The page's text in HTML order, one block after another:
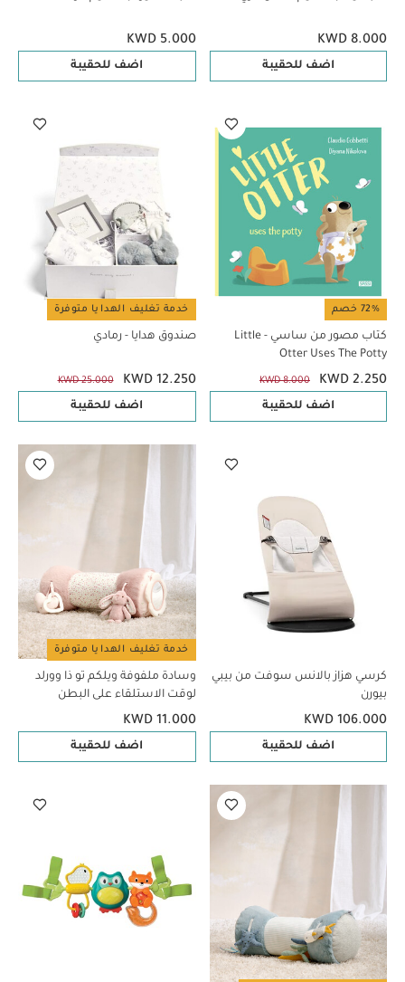
KWD 8.000
اضف للحقيبة
KWD 5.000
اضف للحقيبة
72% خصم
كتاب مصور من ساسي - Little
Otter Uses The Potty
KWD 2.250
KWD 8.000
اضف للحقيبة
خدمة تغليف الهدايا متوفرة
صندوق هدايا - رمادي
KWD 12.250
KWD 25.000
اضف للحقيبة
كرسي هزاز بالانس سوفت من بيبي
بيورن
KWD 106.000
اضف للحقيبة
خدمة تغليف الهدايا متوفرة
وسادة ملفوفة ويلكم تو ذا وورلد
لوقت الاستلقاء على البطن
بتصميم أرنب - وردي
KWD 11.000
اضف للحقيبة